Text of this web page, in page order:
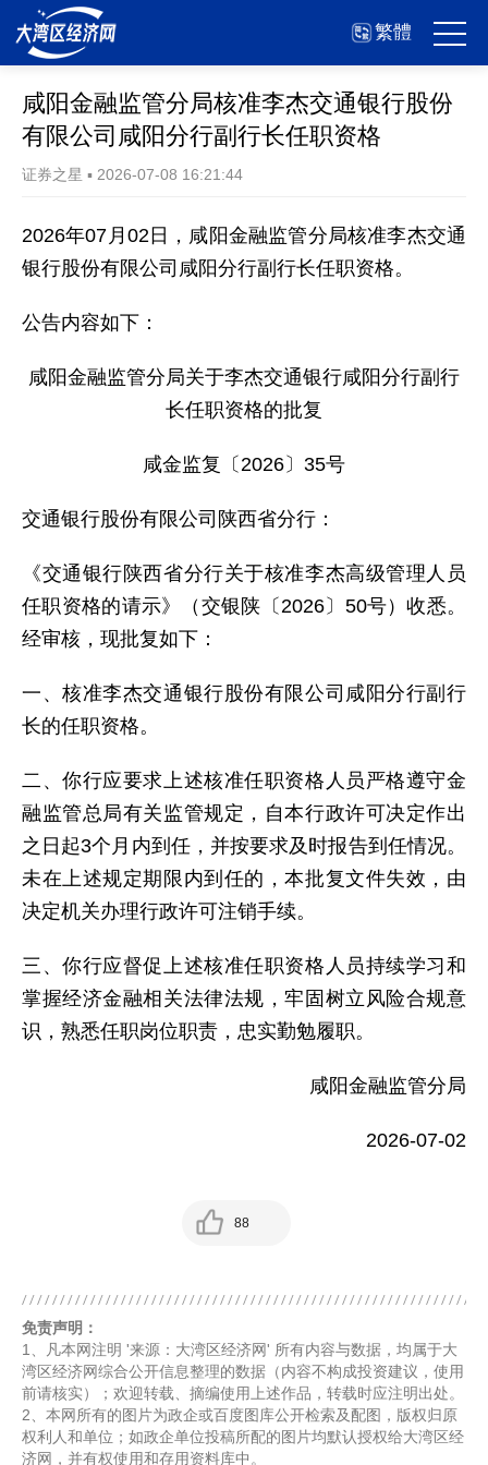
繁體
咸阳金融监管分局核准李杰交通银行股份
有限公司咸阳分行副行长任职资格
证券之星 ▪ 2026-07-08 16:21:44
2026年07月02日，咸阳金融监管分局核准李杰交通
银行股份有限公司咸阳分行副行长任职资格。
公告内容如下：
咸阳金融监管分局关于李杰交通银行咸阳分行副行
长任职资格的批复
咸金监复〔2026〕35号
交通银行股份有限公司陕西省分行：
《交通银行陕西省分行关于核准李杰高级管理人员
任职资格的请示》（交银陕〔2026〕50号）收悉。
经审核，现批复如下：
一、核准李杰交通银行股份有限公司咸阳分行副行
长的任职资格。
二、你行应要求上述核准任职资格人员严格遵守金
融监管总局有关监管规定，自本行政许可决定作出
之日起3个月内到任，并按要求及时报告到任情况。
未在上述规定期限内到任的，本批复文件失效，由
决定机关办理行政许可注销手续。
三、你行应督促上述核准任职资格人员持续学习和
掌握经济金融相关法律法规，牢固树立风险合规意
识，熟悉任职岗位职责，忠实勤勉履职。
咸阳金融监管分局
2026-07-02
88
免责声明：
1、凡本网注明 '来源：大湾区经济网' 所有内容与数据，均属于大
湾区经济网综合公开信息整理的数据（内容不构成投资建议，使用
前请核实）；欢迎转载、摘编使用上述作品，转载时应注明出处。
2、本网所有的图片为政企或百度图库公开检索及配图，版权归原
权利人和单位；如政企单位投稿所配的图片均默认授权给大湾区经
济网，并有权使用和存用资料库中。